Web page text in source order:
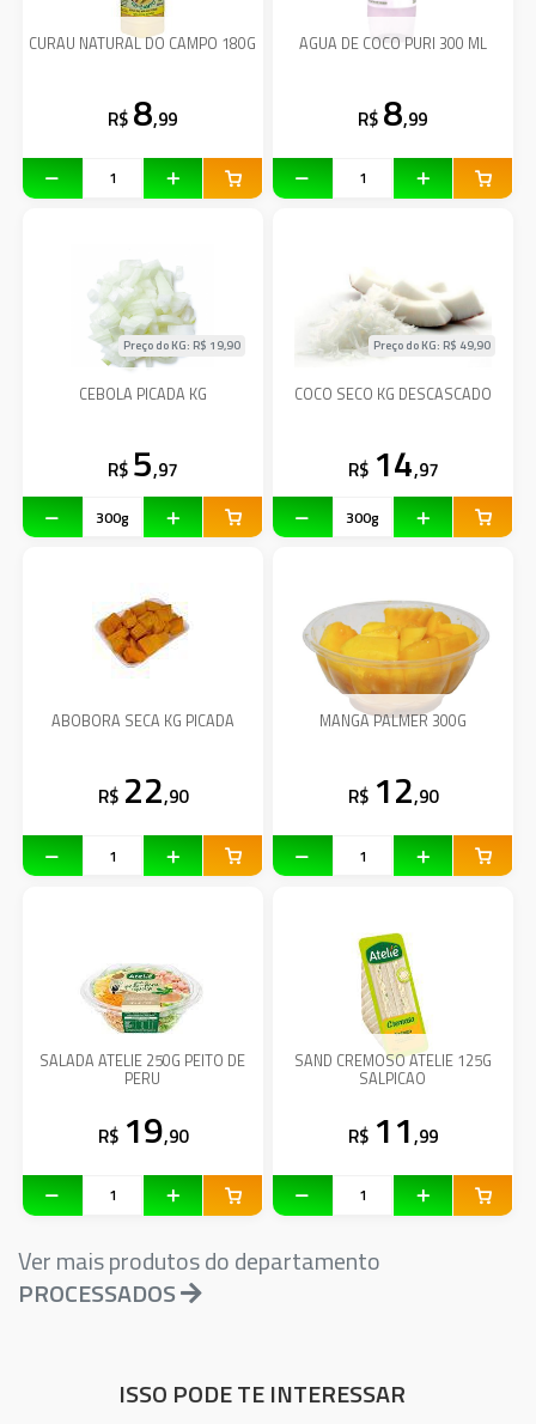
CURAU NATURAL DO CAMPO 180G
R$ 8,99
AGUA DE COCO PURI 300 ML
R$ 8,99
CEBOLA PICADA KG
Preço do KG: R$ 19,90
R$ 5,97
COCO SECO KG DESCASCADO
Preço do KG: R$ 49,90
R$ 14,97
ABOBORA SECA KG PICADA
R$ 22,90
MANGA PALMER 300G
R$ 12,90
SALADA ATELIE 250G PEITO DE
PERU
R$ 19,90
SAND CREMOSO ATELIE 125G
SALPICAO
R$ 11,99
Ver mais produtos do departamento
PROCESSADOS
ISSO PODE TE INTERESSAR